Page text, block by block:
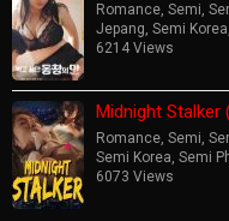
Romance, Semi,
Jepang, Semi Korea
6214 Views
Midnight Stalker
Romance, Semi,
Semi Korea, Semi
6073 Views